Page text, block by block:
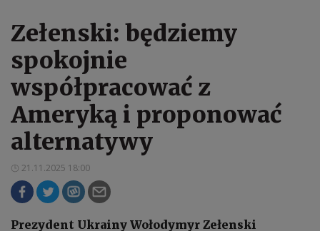
Zełenski: będziemy
spokojnie
współpracować z
Ameryką i proponować
alternatywy
21.11.2025 18:00
Prezydent Ukrainy Wołodymyr Zełenski